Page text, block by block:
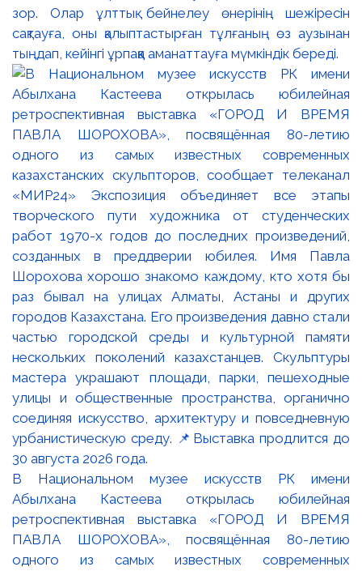
зор. Олар ұлттық бейнелеу өнерінің шежіресін
сақтауға, оны қалыптастырған тұлғаның өз аузынан
тыңдап, кейінгі ұрпаққа аманаттауға мүмкіндік береді.
В Национальном музее искусств РК имени
Абылхана Кастеева открылась юбилейная
ретроспективная выставка «ГОРОД И ВРЕМЯ
ПАВЛА ШОРОХОВА», посвящённая 80-летию
одного из самых известных современных